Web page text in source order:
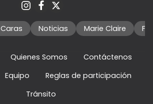
Caras Noticias Marie Claire
Quienes Somos
Contáctenos
Equipo
Reglas de participación
Tránsito